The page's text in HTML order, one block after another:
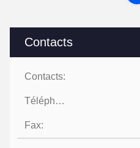
Contacts
Contacts:
Téléphone:
Fax: